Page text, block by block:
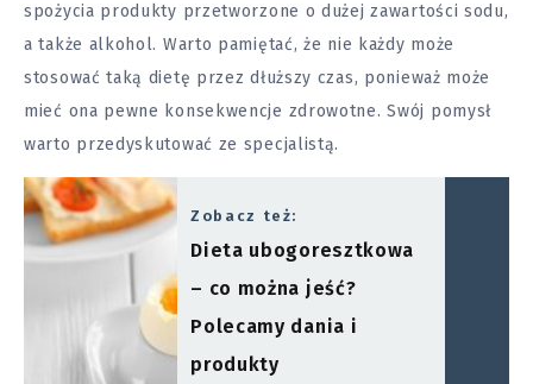
spożycia produkty przetworzone o dużej zawartości sodu,
a także alkohol. Warto pamiętać, że nie każdy może
stosować taką dietę przez dłuższy czas, ponieważ może
mieć ona pewne konsekwencje zdrowotne. Swój pomysł
warto przedyskutować ze specjalistą.
Zobacz też:
Dieta ubogoresztkowa
– co można jeść?
Polecamy dania i
produkty